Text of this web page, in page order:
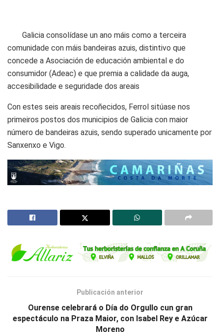
Galicia consolídase un ano máis como a terceira
comunidade con máis bandeiras azuis, distintivo que
concede a Asociación de educación ambiental e do
consumidor (Adeac) e que premia a calidade da auga,
accesibilidade e seguridade dos areais
Con estes seis areais recoñecidos, Ferrol sitúase nos
primeiros postos dos municipios de Galicia con maior
número de bandeiras azuis, sendo superado unicamente por
Sanxenxo e Vigo.
Publicación anterior
Ourense celebrará o Día do Orgullo cun gran
espectáculo na Praza Maior, con Isabel Rey e Azúcar
Moreno